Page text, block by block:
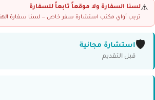
⚠️لسنا السفارة ولا موقعاً تابعاً للسفارة
تريب أواي مكتب استشارة سفر خاص — لسنا سفارة الهند
🛡️استشارة مجانية
قبل التقديم